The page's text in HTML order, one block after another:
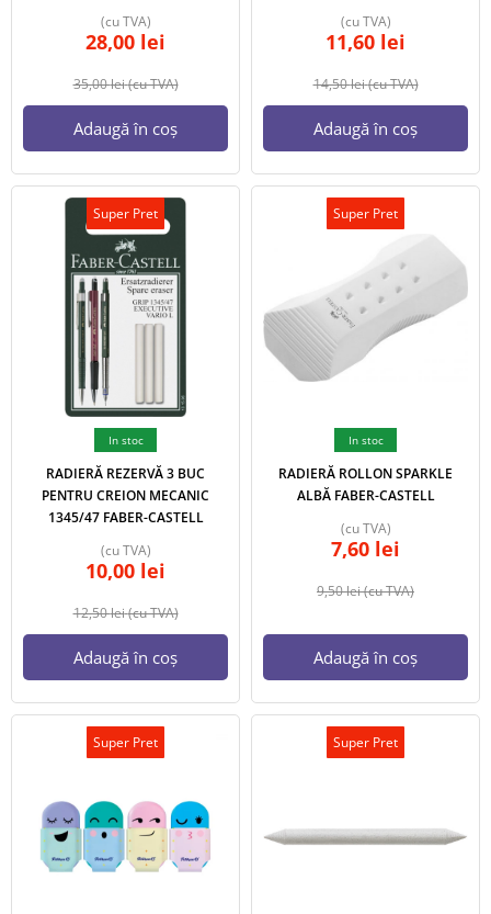
35,00lei(cu TVA)
28,00 lei
(cu TVA)
Adaugă în coș
14,50lei(cu TVA)
11,60 lei
(cu TVA)
Adaugă în coș
Super Pret
In stoc
RADIERĂ REZERVĂ 3 BUC
PENTRU CREION MECANIC
1345/47 FABER-CASTELL
12,50lei(cu TVA)
10,00 lei
(cu TVA)
Adaugă în coș
Super Pret
In stoc
RADIERĂ ROLLON SPARKLE
ALBĂ FABER-CASTELL
9,50lei(cu TVA)
7,60 lei
(cu TVA)
Adaugă în coș
Super Pret Super Pret